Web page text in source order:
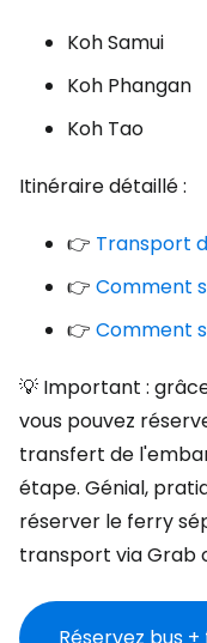
Koh Samui
Koh Phangan
Koh Tao
Itinéraire détaillé :
👉 Transport
👉 Comment
👉 Comment
💡 Important :
vous pouvez
transfert de
étape. Génial,
réserver le ferry
transport via Grab